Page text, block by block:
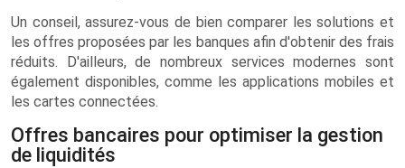
Un conseil, assurez-vous de bien comparer les solutions et
les offres proposées par les banques afin d'obtenir des frais
réduits. D'ailleurs, de nombreux services modernes sont
également disponibles, comme les applications mobiles et
les cartes connectées.
Offres bancaires pour optimiser la gestion
de liquidités